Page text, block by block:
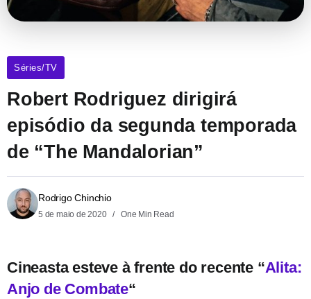
Séries/TV
Robert Rodriguez dirigirá
episódio da segunda temporada
de “The Mandalorian”
Rodrigo Chinchio
5 de maio de 2020 One Min Read
Cineasta esteve à frente do recente “Alita:
Anjo de Combate“